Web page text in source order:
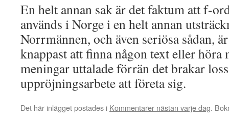
En helt annan sak är det faktum att f-
används i Norge i en helt annan
Norrmännen, och även seriösa sådan,
knappast att finna någon text eller höra
meningar uttalade förrän det brakar
uppröjningsarbete att företa sig.
Det här inlägget postades i Kommentarer nästan varje dag.